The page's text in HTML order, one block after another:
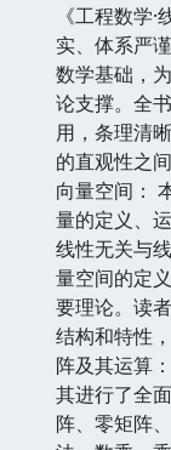
《工程数学
实、体系严
数学基础，
论支撑。全
用，条理清
的直观性之
向量空间：
量的定义、
线性无关与
量空间的定
要理论。读
结构和特性
阵及其运算
其进行了全
阵、零矩阵